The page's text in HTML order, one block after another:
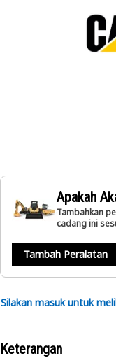
Apakah
Tambahkan
cadang ini
Tambah Peralatan
Silakan masuk untuk
Keterangan